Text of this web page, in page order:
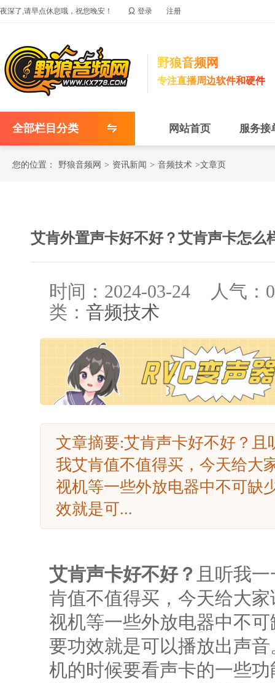
夜深了,请早点休息哦，祝您晚安！  登录 注册
野狼音频网
专注直播周边软件和硬件
全部栏目分类 网站首页 服务接
您的位置： 野狼音频网 > 资讯新闻 > 音频技术 >文章页
艾肯外置声卡好不好？艾肯声卡怎么
时间：2024-03-24 人气： 0
类： 音频技术
文章摘要:艾肯声卡好不好？
我艾肯值不值得买，今天给大
视机等一些外放电器中不可缺
效就是可...
艾肯声卡好不好？ 且听我
肯值不值得买，今天给大
视机等一些外放电器中不
要功效就是可以播放出声
机的时候要看声卡的一些